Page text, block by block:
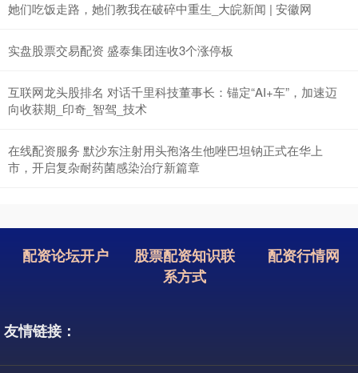
她们吃饭走路，她们教我在破碎中重生_大皖新闻 | 安徽网
实盘股票交易配资 盛泰集团连收3个涨停板
互联网龙头股排名 对话千里科技董事长：锚定“AI+车”，加速迈
向收获期_印奇_智驾_技术
在线配资服务 默沙东注射用头孢洛生他唑巴坦钠正式在华上
市，开启复杂耐药菌感染治疗新篇章
配资论坛开户
股票配资知识联
系方式
配资行情网
友情链接：